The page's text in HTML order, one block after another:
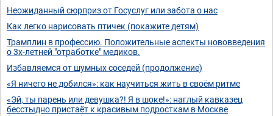
Неожиданный сюрприз от Госуслуг или забота о нас
Как легко нарисовать птичек (покажите детям)
Трамплин в профессию. Положительные аспекты нововведения
о 3х-летней "отработке" медиков.
Избавляемся от шумных соседей (продолжение)
«Я ничего не добился»: как научиться жить в своём ритме
«Эй, ты парень или девушка?! Я в шоке!»: наглый кавказец
бесстыдно пристаёт к красивым подросткам в Москве